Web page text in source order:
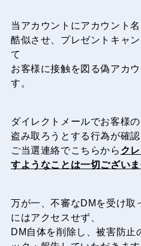
当アカウントにアカウント
酷似させ、プレゼントキャ
て
お客様に接触を図る偽アカ
す。
ダイレクトメールでお客様
盗み取ろうとする行為が確認
ご当選連絡でこちらから ク
すようなことは一切ございま
万が一、不審なDMを受け取
にはアクセスせず、
DM自体を削除し、被害防止